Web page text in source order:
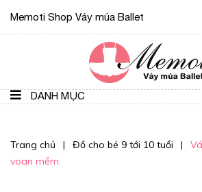
Memoti Shop Váy múa Ballet
DANH MỤC
Trang chủ | Đồ cho bé 9 tới 10 tuổi |
voan mềm